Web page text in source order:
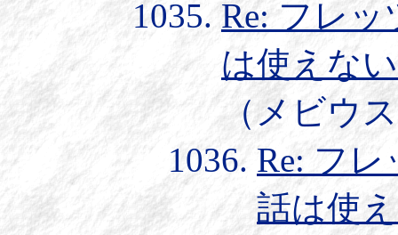
Re: フレ
は使えな
（メビウ
Re: フ
話は使